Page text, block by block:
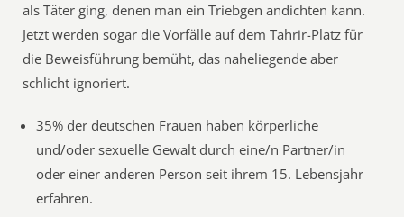
als Täter ging, denen man ein Triebgen andichten kann.
Jetzt werden sogar die Vorfälle auf dem Tahrir-Platz für
die Beweisführung bemüht, das naheliegende aber
schlicht ignoriert.
35% der deutschen Frauen haben körperliche
und/oder sexuelle Gewalt durch eine/n Partner/in
oder einer anderen Person seit ihrem 15. Lebensjahr
erfahren.